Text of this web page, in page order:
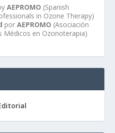
AEPROMO (Spanish
in Ozone Therapy)
porAEPROMO (Asociación
Médicos en Ozonoterapia)